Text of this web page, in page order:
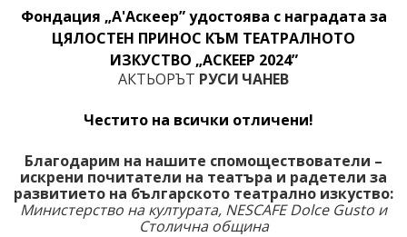
Фондация „А'Аскеер” удостоява с наградата за
ЦЯЛОСТЕН ПРИНОС КЪМ ТЕАТРАЛНОТО
ИЗКУСТВО „АСКЕЕР 2024”
АКТЬОРЪТ РУСИ ЧАНЕВ
Честито на всички отличени!
Благодарим на нашите спомоществователи –
искрени почитатели на театъра и радетели за
развитието на българското театрално изкуство:
Министерство на културата, NESCAFE Dolce Gustoи
Столична община